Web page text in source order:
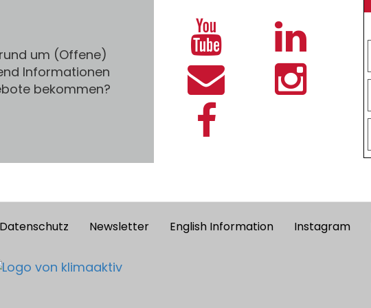
um (Offene)
Informationen
bekommen?
Datenschutz Newsletter English Information Instagram